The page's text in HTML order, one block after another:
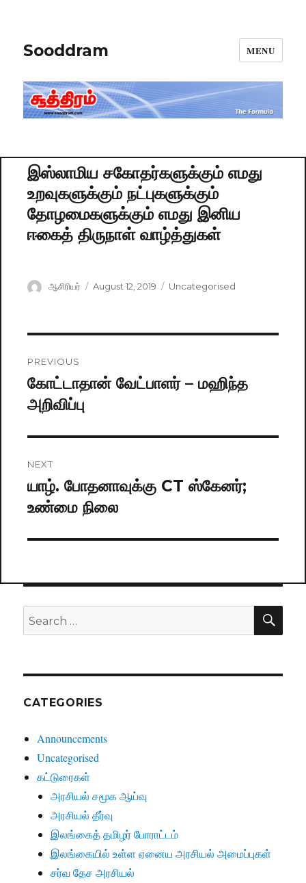
Sooddram MENU
இஸ்லாமிய சகோதர்களுக்கும் எமது
உறவுகளுக்கும் நட்புகளுக்கும்
தோழமைகளுக்கும் எமது இனிய
ஈகைத் திருநாள் வாழ்த்துகள்
Author
ஆசிரியர்
Posted
August 12, 2019 Categories
Uncategorised
navigation
PREVIOUS
Previous
post:
கோட்டாதான் வேட்பாளர் – மஹிந்த
அறிவிப்பு
NEXT
Next
post:
யாழ். போதனாவுக்கு CT ஸ்கேனர்;
உண்மை நிலை
Search
for:
CATEGORIES
Announcements
Uncategorised
கட்டுரைகள்
அரசியல் சமூக ஆய்வு
அரசியல் தீர்வு
இலங்கைத் தமிழர் போராட்டம்
இலங்கையில் உள்ள ஏனைய அரசியல் அமைப்புகள்
சர்வ தேச அரசியல்